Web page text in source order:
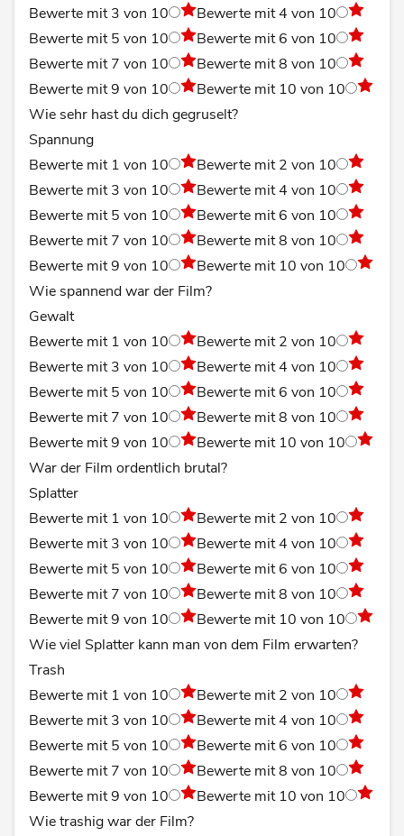
Bewerte mit 3 von 10
Bewerte mit 4 von 10
Bewerte mit 5 von 10
Bewerte mit 6 von 10
Bewerte mit 7 von 10
Bewerte mit 8 von 10
Bewerte mit 9 von 10
Bewerte mit 10 von 10
Wie sehr hast du dich gegruselt?
Spannung
Bewerte mit 1 von 10
Bewerte mit 2 von 10
Bewerte mit 3 von 10
Bewerte mit 4 von 10
Bewerte mit 5 von 10
Bewerte mit 6 von 10
Bewerte mit 7 von 10
Bewerte mit 8 von 10
Bewerte mit 9 von 10
Bewerte mit 10 von 10
Wie spannend war der Film?
Gewalt
Bewerte mit 1 von 10
Bewerte mit 2 von 10
Bewerte mit 3 von 10
Bewerte mit 4 von 10
Bewerte mit 5 von 10
Bewerte mit 6 von 10
Bewerte mit 7 von 10
Bewerte mit 8 von 10
Bewerte mit 9 von 10
Bewerte mit 10 von 10
War der Film ordentlich brutal?
Splatter
Bewerte mit 1 von 10
Bewerte mit 2 von 10
Bewerte mit 3 von 10
Bewerte mit 4 von 10
Bewerte mit 5 von 10
Bewerte mit 6 von 10
Bewerte mit 7 von 10
Bewerte mit 8 von 10
Bewerte mit 9 von 10
Bewerte mit 10 von 10
Wie viel Splatter kann man von dem Film erwarten?
Trash
Bewerte mit 1 von 10
Bewerte mit 2 von 10
Bewerte mit 3 von 10
Bewerte mit 4 von 10
Bewerte mit 5 von 10
Bewerte mit 6 von 10
Bewerte mit 7 von 10
Bewerte mit 8 von 10
Bewerte mit 9 von 10
Bewerte mit 10 von 10
Wie trashig war der Film?